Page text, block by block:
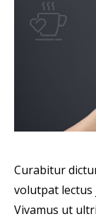
Curabitur
volutpat lectus
Vivamus ut